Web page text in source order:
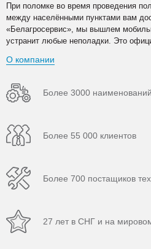
При поломке во время проведения
между населёнными пунктами вам
«Белагросервис», мы вышлем
устранит любые неполадки. Это
О компании
Более 3000
Более 55 000 клиентов
Более 700 постащиков
27 лет в СНГ и на